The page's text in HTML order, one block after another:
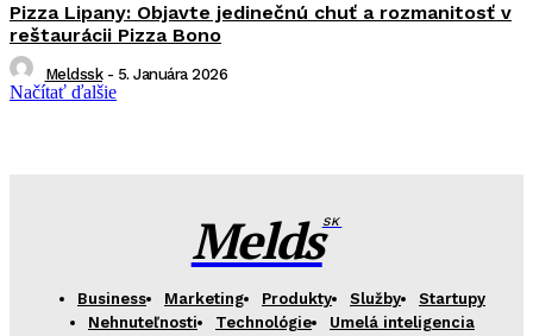
Pizza Lipany: Objavte jedinečnú chuť a rozmanitosť v
reštaurácii Pizza Bono
Meldssk - 5. Januára 2026
Načítať ďalšie
MeldsSK
Business Marketing Produkty Služby
Startupy
Nehnuteľnosti
Technológie
Umelá inteligencia